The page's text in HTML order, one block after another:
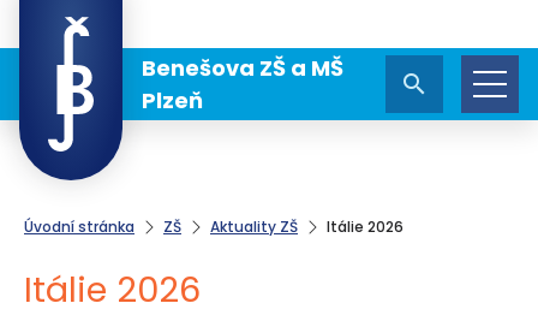
Benešova ZŠ a MŠ
Plzeň
Úvodní stránka ZŠ Aktuality ZŠ Itálie 2026
Itálie 2026